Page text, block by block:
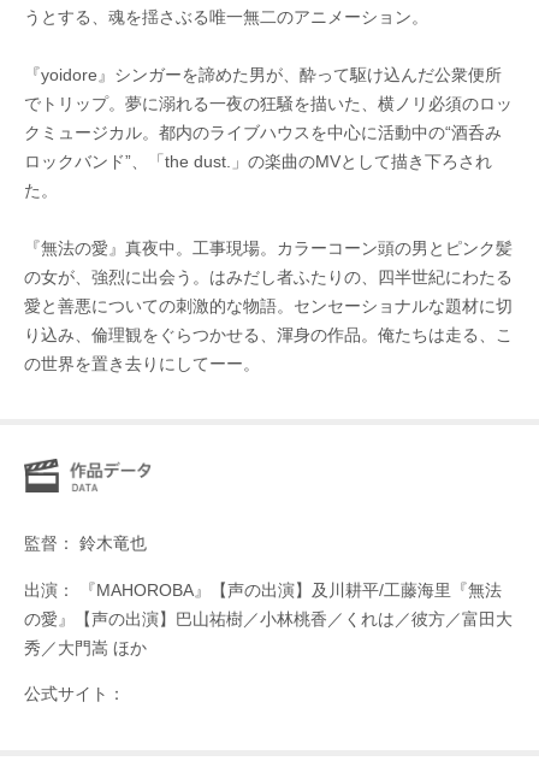
うとする、魂を揺さぶる唯一無二のアニメーション。
『yoidore』シンガーを諦めた男が、酔って駆け込んだ公衆便所
でトリップ。夢に溺れる一夜の狂騒を描いた、横ノリ必須のロッ
クミュージカル。都内のライブハウスを中心に活動中の“酒呑み
ロックバンド”、「the dust.」の楽曲のMVとして描き下ろされ
た。
『無法の愛』真夜中。工事現場。カラーコーン頭の男とピンク髪
の女が、強烈に出会う。はみだし者ふたりの、四半世紀にわたる
愛と善悪についての刺激的な物語。センセーショナルな題材に切
り込み、倫理観をぐらつかせる、渾身の作品。俺たちは走る、こ
の世界を置き去りにしてーー。
監督： 鈴木竜也
出演： 『MAHOROBA』【声の出演】及川耕平/工藤海里『無法
の愛』【声の出演】巴山祐樹／小林桃香／くれは／彼方／富田大
秀／大門嵩 ほか
公式サイト：